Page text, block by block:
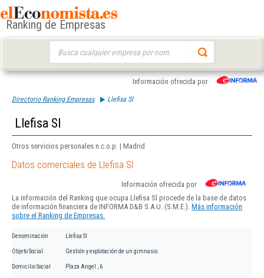
Ranking de Empresas
Información ofrecida por
Directorio Ranking Empresas Llefisa Sl
Llefisa Sl
Otros servicios personales n.c.o.p. | Madrid
Datos comerciales de Llefisa Sl
Información ofrecida por
La información del Ranking que ocupa Llefisa Sl procede de la base de datos
de información financiera de INFORMA D&B S.A.U. (S.M.E.). Más información
sobre el Ranking de Empresas.
Denominación Llefisa Sl
Objeto Social Gestión y explotación de un gimnasio.
Domicilio Social Plaza Angel , 6